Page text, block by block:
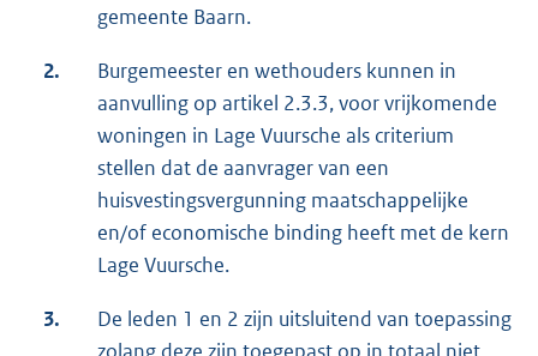
gemeente Baarn.
2.
Burgemeester en wethouders kunnen in
aanvulling op artikel 2.3.3, voor vrijkomende
woningen in Lage Vuursche als criterium
stellen dat de aanvrager van een
huisvestingsvergunning maatschappelijke
en/of economische binding heeft met de kern
Lage Vuursche.
3.
De leden 1 en 2 zijn uitsluitend van toepassing